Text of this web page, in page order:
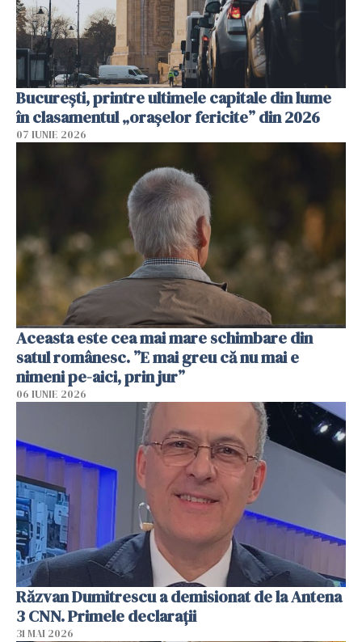
București, printre ultimele capitale din lume
în clasamentul „orașelor fericite” din 2026
07 IUNIE 2026
Aceasta este cea mai mare schimbare din
satul românesc. ”E mai greu că nu mai e
nimeni pe-aici, prin jur”
06 IUNIE 2026
Răzvan Dumitrescu a demisionat de la Antena
3 CNN. Primele declarații
31 MAI 2026